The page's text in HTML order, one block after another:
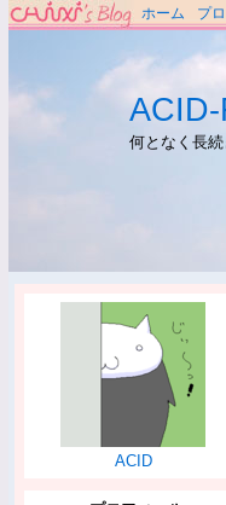
ホーム プ
何となく長続
ACID